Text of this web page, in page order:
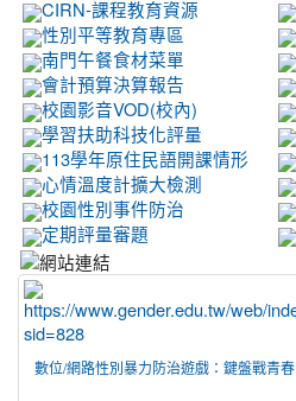
CIRN-課程教育資源
性別平等教育專區
南門午餐食材菜單
會計預算決算報告
校園影音VOD(校內)
學習扶助科技化評量
113學年原住民語開課情形
心情溫度計擴大檢測
校園性別事件防治
定期評量審題
數位/網路性別暴力防治遊戲：鍵盤戰青春